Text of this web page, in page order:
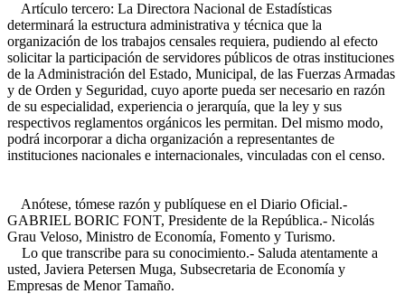
Artículo tercero: La Directora Nacional de Estadísticas
determinará la estructura administrativa y técnica que la
organización de los trabajos censales requiera, pudiendo al efecto
solicitar la participación de servidores públicos de otras instituciones
de la Administración del Estado, Municipal, de las Fuerzas Armadas
y de Orden y Seguridad, cuyo aporte pueda ser necesario en razón
de su especialidad, experiencia o jerarquía, que la ley y sus
respectivos reglamentos orgánicos les permitan. Del mismo modo,
podrá incorporar a dicha organización a representantes de
instituciones nacionales e internacionales, vinculadas con el censo.
Anótese, tómese razón y publíquese en el Diario Oficial.-
GABRIEL BORIC FONT, Presidente de la República.- Nicolás
Grau Veloso, Ministro de Economía, Fomento y Turismo.
Lo que transcribe para su conocimiento.- Saluda atentamente a
usted, Javiera Petersen Muga, Subsecretaria de Economía y
Empresas de Menor Tamaño.